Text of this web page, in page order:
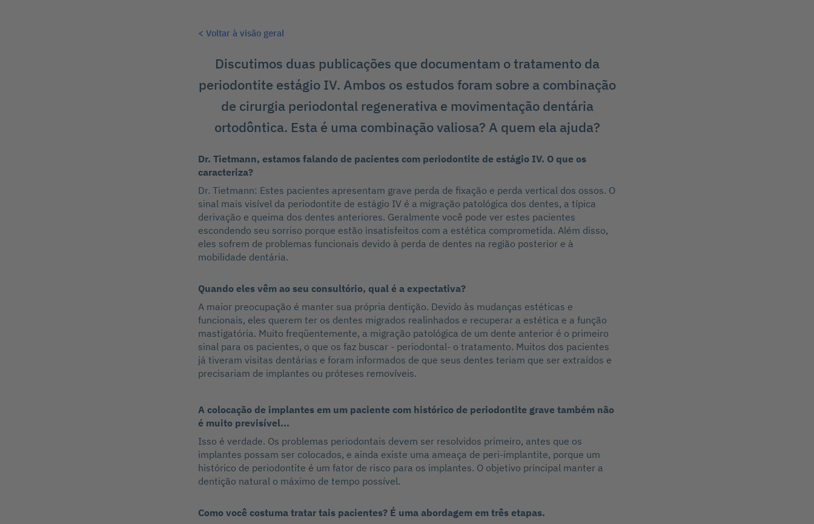
< Voltar à visão geral
Discutimos duas publicações que documentam o tratamento da
periodontite estágio IV. Ambos os estudos foram sobre a combinação
de cirurgia periodontal regenerativa e movimentação dentária
ortodôntica. Esta é uma combinação valiosa? A quem ela ajuda?
Dr. Tietmann, estamos falando de pacientes com periodontite de estágio IV. O que os
caracteriza?
Dr. Tietmann: Estes pacientes apresentam grave perda de fixação e perda vertical dos ossos. O
sinal mais visível da periodontite de estágio IV é a migração patológica dos dentes, a típica
derivação e queima dos dentes anteriores. Geralmente você pode ver estes pacientes
escondendo seu sorriso porque estão insatisfeitos com a estética comprometida. Além disso,
eles sofrem de problemas funcionais devido à perda de dentes na região posterior e à
mobilidade dentária.
Quando eles vêm ao seu consultório, qual é a expectativa?
A maior preocupação é manter sua própria dentição. Devido às mudanças estéticas e
funcionais, eles querem ter os dentes migrados realinhados e recuperar a estética e a função
mastigatória. Muito freqüentemente, a migração patológica de um dente anterior é o primeiro
sinal para os pacientes, o que os faz buscar - periodontal- o tratamento. Muitos dos pacientes
já tiveram visitas dentárias e foram informados de que seus dentes teriam que ser extraídos e
precisariam de implantes ou próteses removíveis.
A colocação de implantes em um paciente com histórico de periodontite grave também não
é muito previsível...
Isso é verdade. Os problemas periodontais devem ser resolvidos primeiro, antes que os
implantes possam ser colocados, e ainda existe uma ameaça de peri-implantite, porque um
histórico de periodontite é um fator de risco para os implantes. O objetivo principal manter a
dentição natural o máximo de tempo possível.
Como você costuma tratar tais pacientes? É uma abordagem em três etapas.